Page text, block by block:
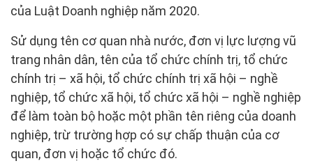
của Luật Doanh nghiệp năm 2020.
Sử dụng tên cơ quan nhà nước, đơn vị lực lượng vũ
trang nhân dân, tên của tổ chức chính trị, tổ chức
chính trị – xã hội, tổ chức chính trị xã hội – nghề
nghiệp, tổ chức xã hội, tổ chức xã hội – nghề nghiệp
để làm toàn bộ hoặc một phần tên riêng của doanh
nghiệp, trừ trường hợp có sự chấp thuận của cơ
quan, đơn vị hoặc tổ chức đó.